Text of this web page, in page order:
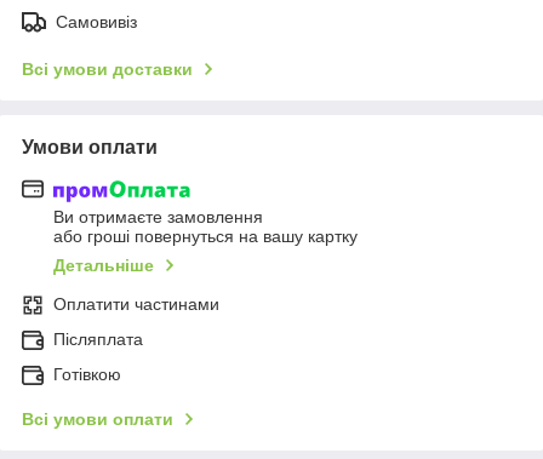
Самовивіз
Всі умови доставки
Умови оплати
Ви отримаєте замовлення
або гроші повернуться на вашу картку
Детальніше
Оплатити частинами
Післяплата
Готівкою
Всі умови оплати